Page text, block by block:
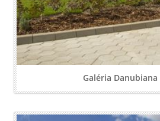
Galéria Danubiana